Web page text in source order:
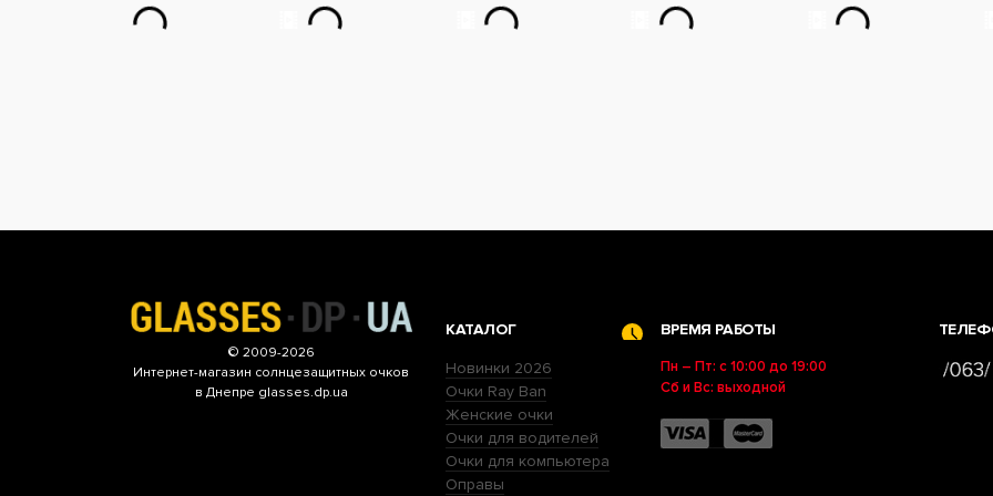
© 2009-2026
Интернет-магазин солнцезащитных очков
в Днепре glasses.dp.ua
КАТАЛОГ
Новинки 2026
Очки Ray Ban
Женские очки
Очки для водителей
Очки для компьютера
Оправы
ВРЕМЯ РАБОТЫ
Пн – Пт: с 10:00 до 19:00
Сб и Вс: выходной